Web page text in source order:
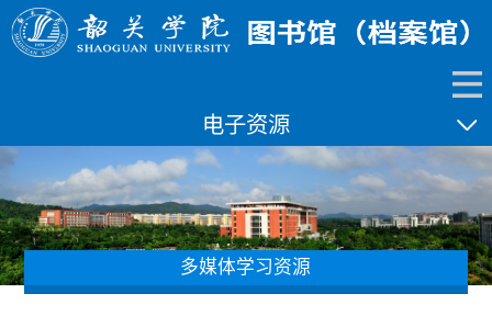
电子资源
多媒体学习资源